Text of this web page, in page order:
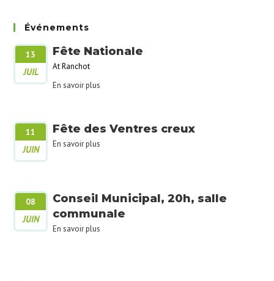
Événements
13
JUIL
Fête Nationale
At Ranchot
En savoir plus
11
JUIN
Fête des Ventres creux
En savoir plus
08
JUIN
Conseil Municipal, 20h, salle
communale
En savoir plus